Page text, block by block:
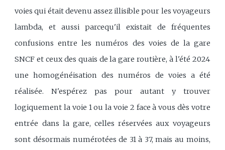
voies qui était devenu assez illisible pour les voyageurs
lambda, et aussi parcequ'il existait de fréquentes
confusions entre les numéros des voies de la gare
SNCF et ceux des quais de la gare routière, à l'été 2024
une homogénéisation des numéros de voies a été
réalisée. N'espérez pas pour autant y trouver
logiquement la voie 1 ou la voie 2 face à vous dès votre
entrée dans la gare, celles réservées aux voyageurs
sont désormais numérotées de 31 à 37, mais au moins,